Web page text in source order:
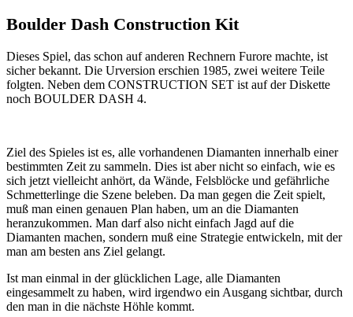
Boulder Dash Construction Kit
Dieses Spiel, das schon auf anderen Rechnern Furore machte, ist
sicher bekannt. Die Urversion erschien 1985, zwei weitere Teile
folgten. Neben dem CONSTRUCTION SET ist auf der Diskette
noch BOULDER DASH 4.
Ziel des Spieles ist es, alle vorhandenen Diamanten innerhalb einer
bestimmten Zeit zu sammeln. Dies ist aber nicht so einfach, wie es
sich jetzt vielleicht anhört, da Wände, Felsblöcke und gefährliche
Schmetterlinge die Szene beleben. Da man gegen die Zeit spielt,
muß man einen genauen Plan haben, um an die Diamanten
heranzukommen. Man darf also nicht einfach Jagd auf die
Diamanten machen, sondern muß eine Strategie entwickeln, mit der
man am besten ans Ziel gelangt.
Ist man einmal in der glücklichen Lage, alle Diamanten
eingesammelt zu haben, wird irgendwo ein Ausgang sichtbar, durch
den man in die nächste Höhle kommt.